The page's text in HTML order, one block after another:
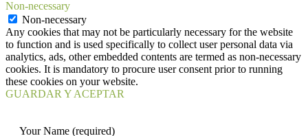
Non-necessary
Non-necessary
Any cookies that may not be particularly necessary for the website
to function and is used specifically to collect user personal data via
analytics, ads, other embedded contents are termed as non-necessary
cookies. It is mandatory to procure user consent prior to running
these cookies on your website.
GUARDAR Y ACEPTAR
Your Name (required)